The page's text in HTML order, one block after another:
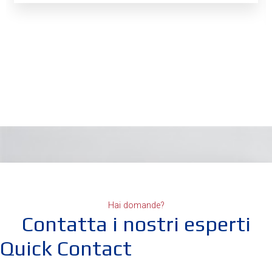
Hai domande?
Contatta i nostri esperti
Quick Contact